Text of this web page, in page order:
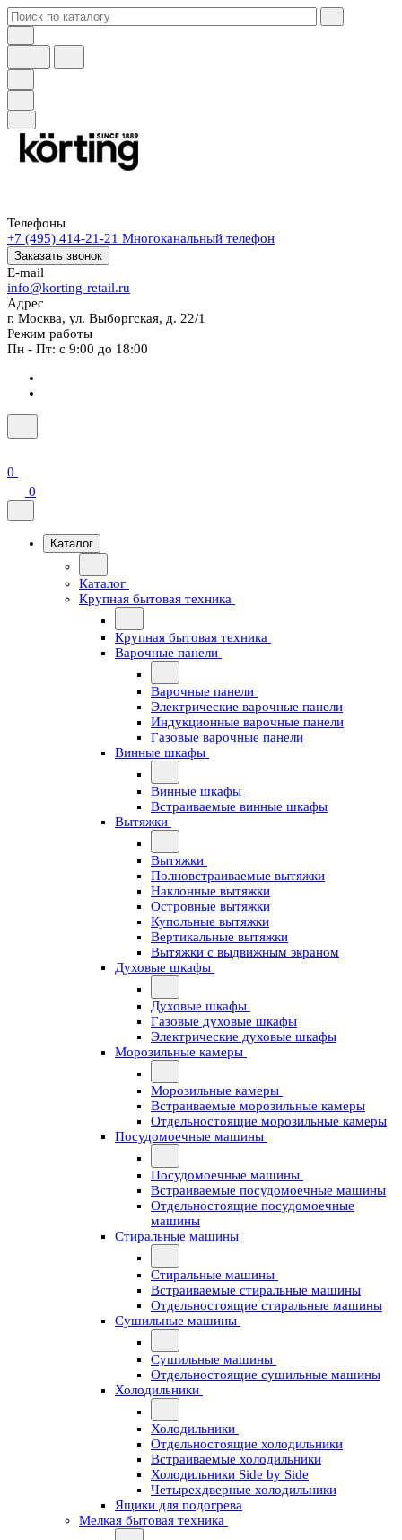
Телефоны
+7 (495) 414-21-21 Многоканальный телефон
Заказать звонок
E-mail
info@korting-retail.ru
Адрес
г. Москва, ул. Выборгская, д. 22/1
Режим работы
Пн - Пт: с 9:00 до 18:00
0
0
Каталог
Каталог
Крупная бытовая техника
Крупная бытовая техника
Варочные панели
Варочные панели
Электрические варочные панели
Индукционные варочные панели
Газовые варочные панели
Винные шкафы
Винные шкафы
Встраиваемые винные шкафы
Вытяжки
Вытяжки
Полновстраиваемые вытяжки
Наклонные вытяжки
Островные вытяжки
Купольные вытяжки
Вертикальные вытяжки
Вытяжки с выдвижным экраном
Духовые шкафы
Духовые шкафы
Газовые духовые шкафы
Электрические духовые шкафы
Морозильные камеры
Морозильные камеры
Встраиваемые морозильные камеры
Отдельностоящие морозильные камеры
Посудомоечные машины
Посудомоечные машины
Встраиваемые посудомоечные машины
Отдельностоящие посудомоечные
машины
Стиральные машины
Стиральные машины
Встраиваемые стиральные машины
Отдельностоящие стиральные машины
Сушильные машины
Сушильные машины
Отдельностоящие сушильные машины
Холодильники
Холодильники
Отдельностоящие холодильники
Встраиваемые холодильники
Холодильники Side by Side
Четырехдверные холодильники
Ящики для подогрева
Мелкая бытовая техника